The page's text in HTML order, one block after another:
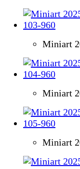
Miniart
Miniart
Miniart